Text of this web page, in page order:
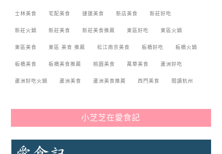
士林美食 宅配美食 捷運美食 新店美食 新莊好吃
新莊火鍋 新莊美食 新莊美食推薦 東區好吃 東區火鍋
東區美食 東區 美食 推薦 松江南京美食 板橋好吃 板橋火鍋
板橋美食 板橋美食推薦 桃園美食 萬華美食 蘆洲好吃
蘆洲好吃火鍋 蘆洲美食 蘆洲美食推薦 西門美食 閱讀杭州
小芝芝在愛食記